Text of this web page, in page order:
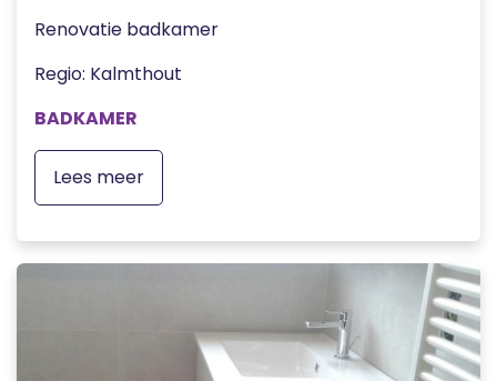
Renovatie badkamer
Regio: Kalmthout
BADKAMER
Lees meer